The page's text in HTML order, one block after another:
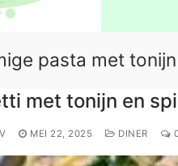
pasta met tonijn
met tonijn en
MEI 22, 2025 DINER